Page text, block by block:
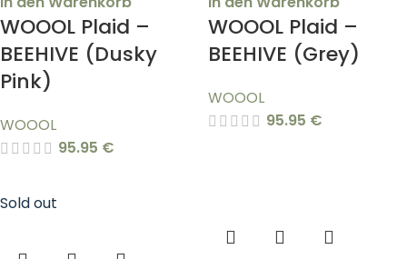
WOOOL Plaid –
BEEHIVE (Dusky
Pink)
WOOOL
95.95 €
WOOOL Plaid –
BEEHIVE (Grey)
WOOOL
95.95 €
Sold out